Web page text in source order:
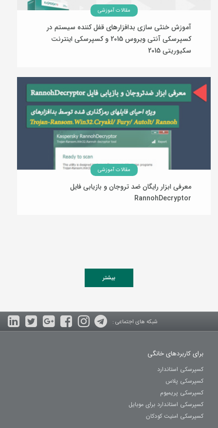
مقالات آموزشی
آموزش خنثی سازی بدافزارهای قفل کننده سیستم در
کسپرسکی آنتی ویروس 2015 و کسپرسکی اینترنت
سکیوریتی 2015
27 بهمن 1393
مقالات آموزشی
معرفی ابزار رایگان ضد تروجان و بازیابی فایل
RannohDecryptor
بیشتر
شبکه های اجتماعی :
برای کاربردهای خانگی
کسپرسکی استاندارد
کسپرسکی پلاس
کسپرسکی پریمیوم
کسپرسکی استاندارد برای موبایل
کسپرسکی امنیت کودکان